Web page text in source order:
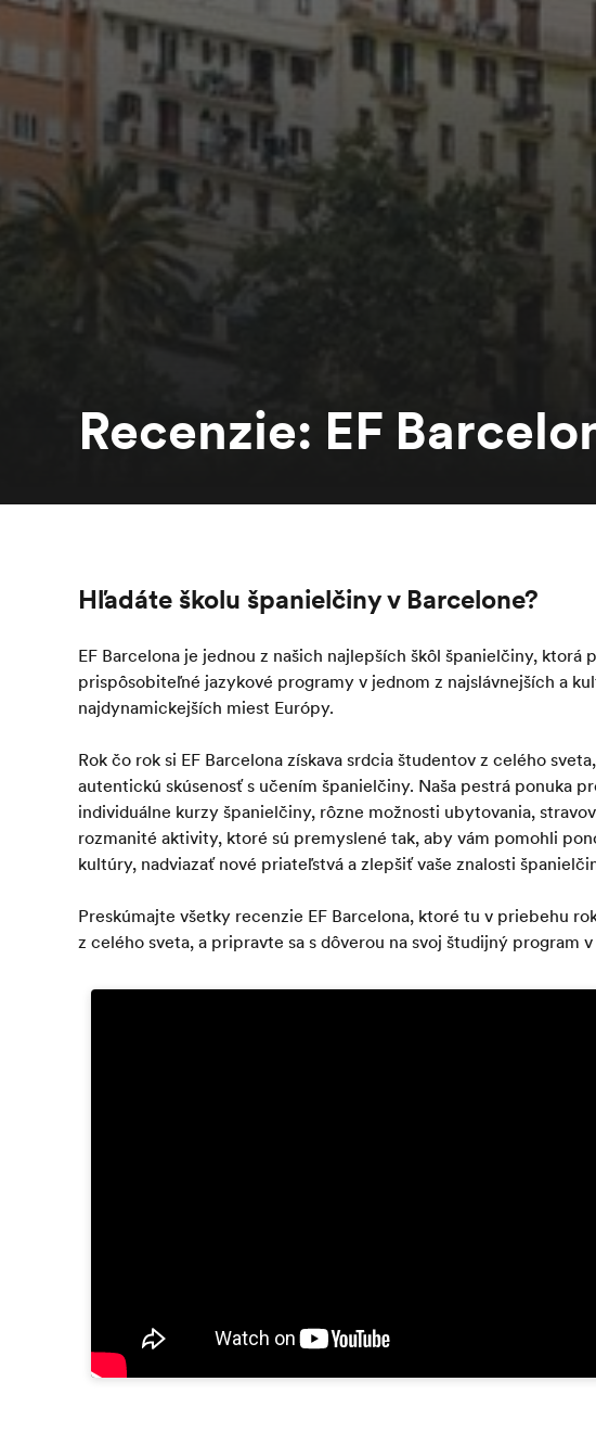
Recenzie: EF
Hľadáte školu španielčiny v Barcelone?
EF Barcelona je jednou z našich najlepších škôl španielčiny, ktorá
prispôsobiteľné jazykové programy v jednom z najslávnejších a
najdynamickejších miest Európy.
Rok čo rok si EF Barcelona získava srdcia študentov z celého
autentickú skúsenosť s učením španielčiny. Naša pestrá ponuka
individuálne kurzy španielčiny, rôzne možnosti ubytovania,
rozmanité aktivity, ktoré sú premyslené tak, aby vám pomohli
kultúry, nadviazať nové priateľstvá a zlepšiť vaše znalosti
Preskúmajte všetky recenzie EF Barcelona, ktoré tu v priebehu
z celého sveta, a pripravte sa s dôverou na svoj študijný program